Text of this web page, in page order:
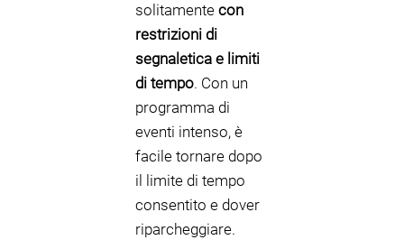
solitamente con
restrizioni di
segnaletica e limiti
di tempo. Con un
programma di
eventi intenso, è
facile tornare dopo
il limite di tempo
consentito e dover
riparcheggiare.